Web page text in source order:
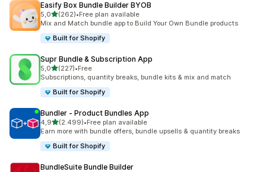
Easify Box Bundle Builder BYOB
5,05 yıldız üzerinden
(262)
toplam 262 değerlendirme
•Free plan available
Mix and Match bundle app to Build Your Own Bundle products
Built for Shopify
Supr Bundle & Subscription App
5,05 yıldız üzerinden
(227)
toplam 227 değerlendirme
•Free
Subscriptions, quantity breaks, bundle kits & mix and match
Built for Shopify
Bundler ‑ Product Bundles App
4,95 yıldız üzerinden
(2.499)
toplam 2499 değerlendirme
•Free plan available
Earn more with bundle offers, bundle upsells & quantity breaks
Built for Shopify
BundleSuite Bundle Builder